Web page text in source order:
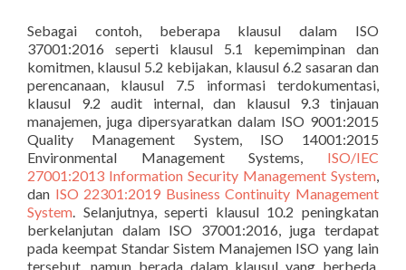
Sebagai contoh, beberapa klausul dalam ISO
37001:2016 seperti klausul 5.1 kepemimpinan dan
komitmen, klausul 5.2 kebijakan, klausul 6.2 sasaran dan
perencanaan, klausul 7.5 informasi terdokumentasi,
klausul 9.2 audit internal, dan klausul 9.3 tinjauan
manajemen, juga dipersyaratkan dalam ISO 9001:2015
Quality Management System, ISO 14001:2015
Environmental Management Systems, ISO/IEC
27001:2013 Information Security Management System,
dan ISO 22301:2019 Business Continuity Management
System. Selanjutnya, seperti klausul 10.2 peningkatan
berkelanjutan dalam ISO 37001:2016, juga terdapat
pada keempat Standar Sistem Manajemen ISO yang lain
tersebut, namun berada dalam klausul yang berbeda,